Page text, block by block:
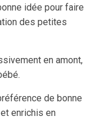
idée pour faire
des petites
en amont,
de bonne
enrichis en